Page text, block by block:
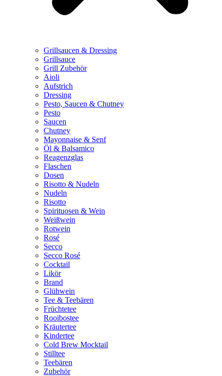
Grillsaucen & Dressing
Grillsauce
Grill Zubehör
Aioli
Aufstrich
Dressing
Pesto, Saucen & Chutney
Pesto
Saucen
Chutney
Mayonnaise & Senf
Öl & Balsamico
Reagenzglas
Flaschen
Dosen
Risotto & Nudeln
Nudeln
Risotto
Spirituosen & Wein
Weißwein
Rotwein
Rosé
Secco
Secco Rosé
Cocktail
Likör
Brand
Glühwein
Tee & Teebären
Früchtetee
Rooibostee
Kräutertee
Kindertee
Cold Brew Mocktail
Stilltee
Teebären
Zubehör